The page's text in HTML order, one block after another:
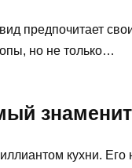
предпочитает
но не только…
кухни. Его